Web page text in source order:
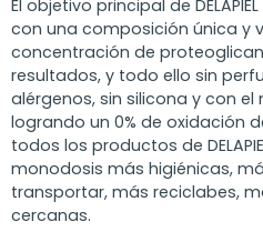
El objetivo principal de
con una composición única y
concentración de
resultados, y todo ello sin
alérgenos, sin silicona y con
logrando un 0% de oxidación
todos los productos de
monodosis más higiénicas,
transportar, más reciclabes,
cercanas.